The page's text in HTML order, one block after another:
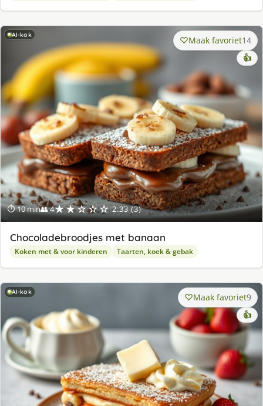
AI-kok
⏱ 10 min👥 4★★☆☆☆ 2.33 (3)
Maak favoriet14
👍
Chocoladebroodjes met banaan
Koken met & voor kinderen Taarten, koek & gebak
AI-kok Maak favoriet9
👍